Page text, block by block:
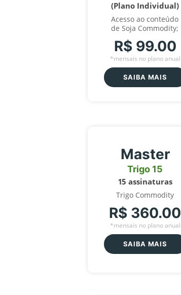
(Plano Individual)
Acesso ao conteúdo
de Soja Commodity;
R$ 99.00
*mensais no plano anual
SAIBA MAIS
Master
Trigo 15
15 assinaturas
Trigo Commodity
R$ 360.00
*mensais no plano anual
SAIBA MAIS